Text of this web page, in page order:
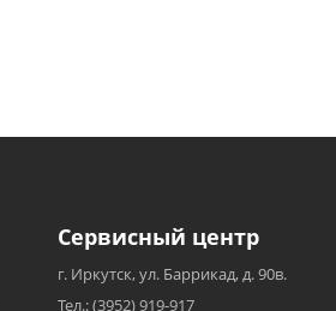
Сервисный центр
г. Иркутск, ул. Баррикад, д. 90в.
Тел.: (3952) 919-917